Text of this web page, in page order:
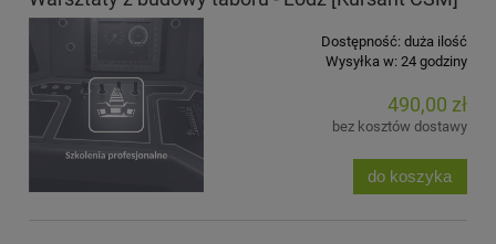
Dostępność: duża ilość
Wysyłka w: 24 godziny
490,00 zł
bez kosztów dostawy
do koszyka